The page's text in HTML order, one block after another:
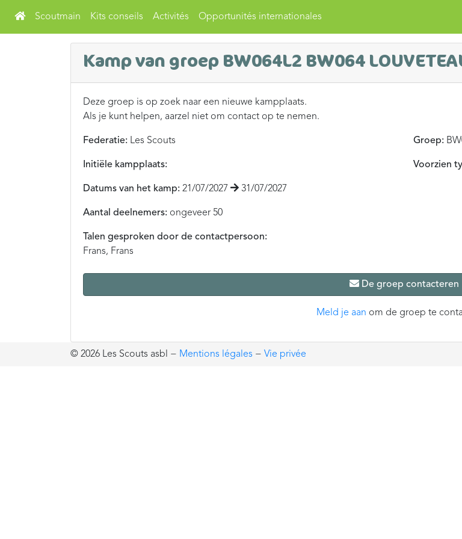
Scoutmain Kits conseils Activités Opportunités internationales
Kamp van groep BW064L2 BW064
Deze groep is op zoek naar een nieuwe kampplaats.
Als je kunt helpen, aarzel niet om contact op te nemen.
Federatie: Les Scouts Groep:
Initiële kampplaats: Voorzien
Datums van het kamp: 21/07/2027 31/07/2027
Aantal deelnemers: ongeveer 50
Talen gesproken door de contactpersoon:
Frans, Frans
De groep contacteren
Meld je aan om de groep te
© 2026 Les Scouts asbl − Mentions légales − Vie privée